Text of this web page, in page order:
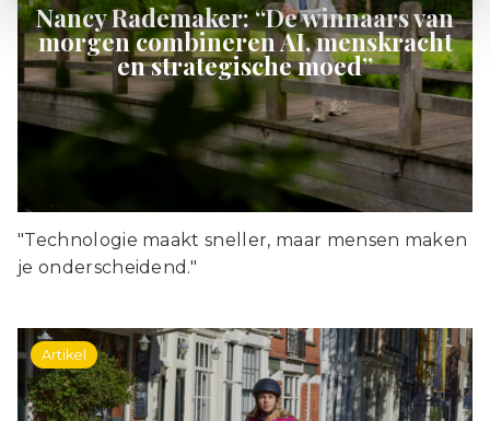
Nancy Rademaker: “De winnaars van
morgen combineren AI, menskracht
en strategische moed”
"Technologie maakt sneller, maar mensen maken
je onderscheidend."
Artikel